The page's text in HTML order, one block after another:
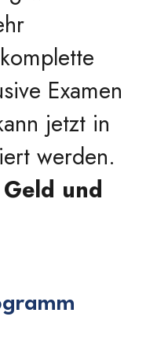
Examen
jetzt in
werden.
und